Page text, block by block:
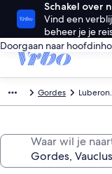
Schakel over
Vind een
beheer je je
Doorgaan naar
Gordes
Waar wil je